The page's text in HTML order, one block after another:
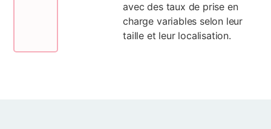
avec des taux de prise en
charge variables selon leur
taille et leur localisation.